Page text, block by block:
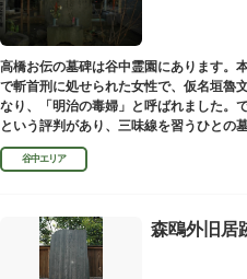
高橋お伝の墓碑は谷中霊園にあります。
で斬首刑に処せられた女性で、仮名垣魯
なり、「明治の毒婦」と呼ばれました。
という評判があり、三味線を習うひとの
といわれています。
谷中エリア
森鴎外旧居